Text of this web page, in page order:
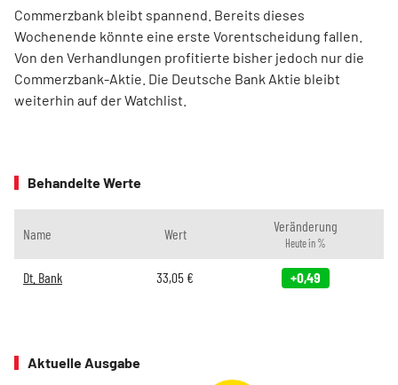
Commerzbank bleibt spannend. Bereits dieses
Wochenende könnte eine erste Vorentscheidung fallen.
Von den Verhandlungen profitierte bisher jedoch nur die
Commerzbank-Aktie. Die Deutsche Bank Aktie bleibt
weiterhin auf der Watchlist.
Behandelte Werte
Name Wert Veränderung
Heute in %
Dt. Bank 33,05 € +0,49
Aktuelle Ausgabe